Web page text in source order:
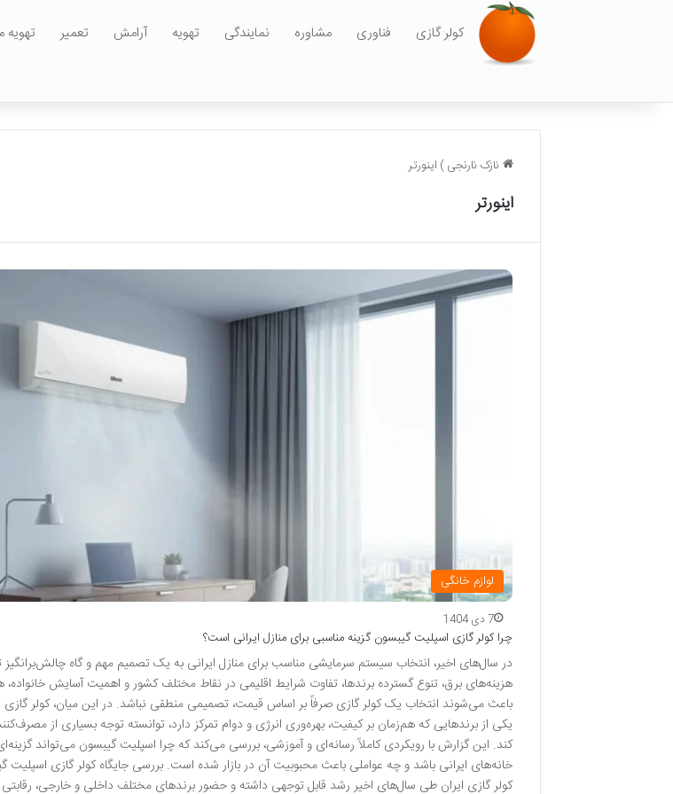
کولر گازی فناوری مشاوره نمایندگی تهویه آرامش تعمیر تهویه
نازک نارنجی ) اینورتر
اینورتر
لوازم خانگی
7 دی 1404
چرا کولر گازی اسپلیت گیبسون گزینه مناسبی برای منازل ایرانی است؟
در سال‌های اخیر، انتخاب سیستم سرمایشی مناسب برای منازل ایرانی به یک تصمیم مهم و گاه
هزینه‌های برق، تنوع گسترده برندها، تفاوت شرایط اقلیمی در نقاط مختلف کشور و اهمیت آسایش
باعث می‌شوند انتخاب یک کولر گازی صرفاً بر اساس قیمت، تصمیمی منطقی نباشد. در این میان، کولر گازی
یکی از برندهایی که هم‌زمان بر کیفیت، بهره‌وری انرژی و دوام تمرکز دارد، توانسته توجه بسیاری از
کند. این گزارش با رویکردی کاملاً رسانه‌ای و آموزشی، بررسی می‌کند که چرا اسپلیت گیبسون می‌تواند
خانه‌های ایرانی باشد و چه عواملی باعث محبوبیت آن در بازار شده است. بررسی جایگاه کولر گازی اسپلیت
کولر گازی ایران طی سال‌های اخیر رشد قابل توجهی داشته و حضور برندهای مختلف داخلی و خارجی،